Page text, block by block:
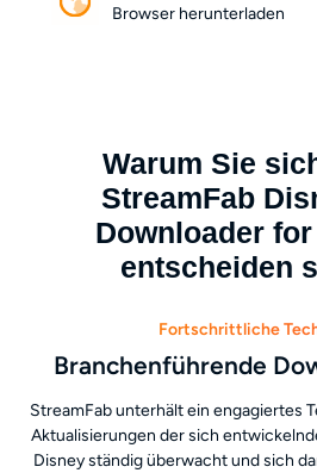
Browser herunterladen
Warum Sie
StreamFab
Downloader
entscheiden
Fortschrittliche
Branchenführende
StreamFab unterhält ein engagiertes
Aktualisierungen der sich
Disney ständig überwacht und sich